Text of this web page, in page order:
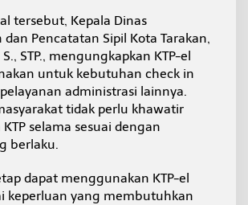
n
i
P
n
j
e
l
a
n
D
tersebut, Kepala Dinas
dan Pencatatan Sipil Kota Tarakan,
STP., mengungkapkan KTP-el
untuk kebutuhan check in
administrasi lainnya.
tidak perlu khawatir
selama sesuai dengan
berlaku.
dapat menggunakan KTP-el
keperluan yang membutuhkan